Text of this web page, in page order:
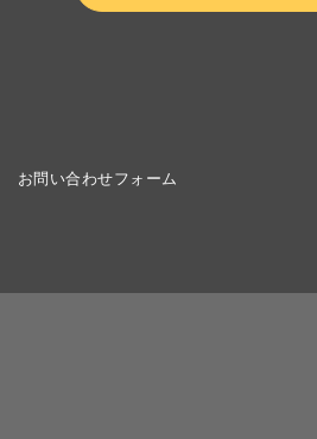
お問い合わせフォーム